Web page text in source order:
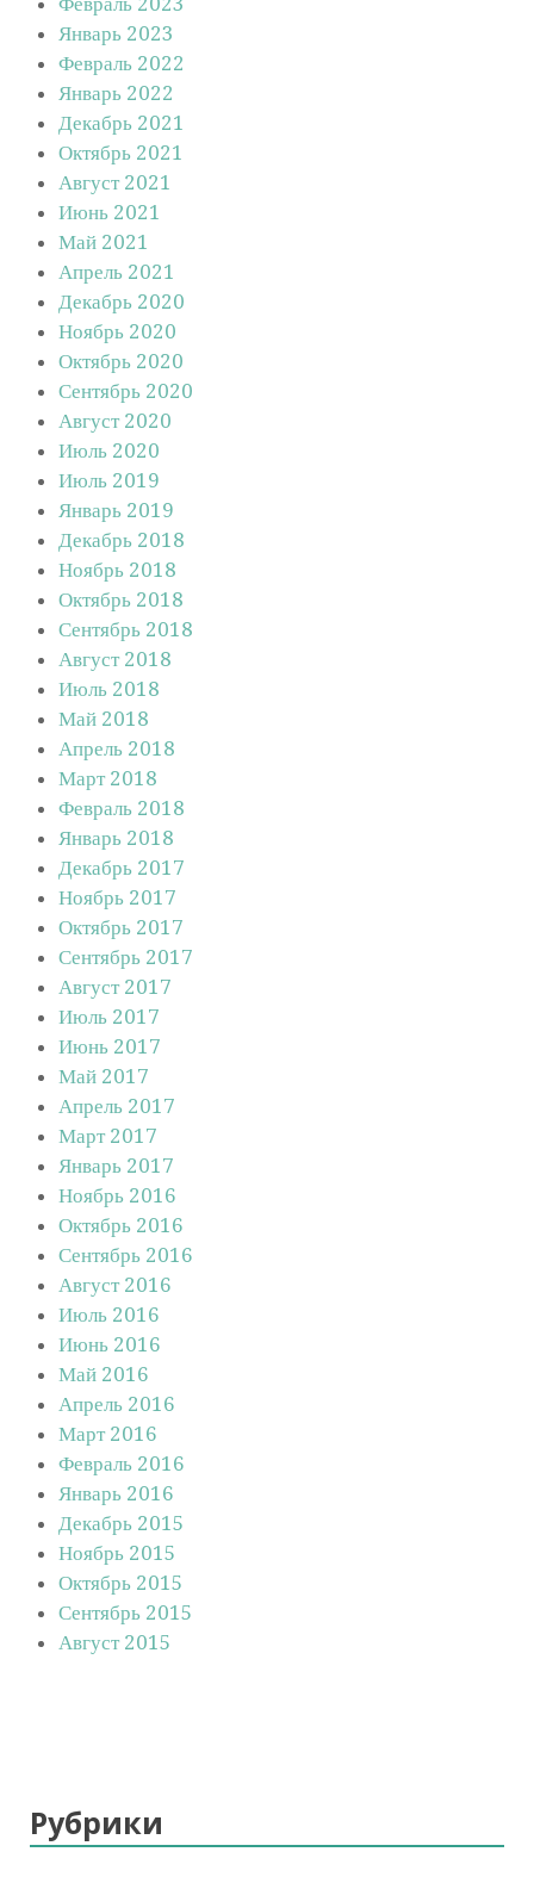
Январь 2023
Февраль 2022
Январь 2022
Декабрь 2021
Октябрь 2021
Август 2021
Июнь 2021
Май 2021
Апрель 2021
Декабрь 2020
Ноябрь 2020
Октябрь 2020
Сентябрь 2020
Август 2020
Июль 2020
Июль 2019
Январь 2019
Декабрь 2018
Ноябрь 2018
Октябрь 2018
Сентябрь 2018
Август 2018
Июль 2018
Май 2018
Апрель 2018
Март 2018
Февраль 2018
Январь 2018
Декабрь 2017
Ноябрь 2017
Октябрь 2017
Сентябрь 2017
Август 2017
Июль 2017
Июнь 2017
Май 2017
Апрель 2017
Март 2017
Январь 2017
Ноябрь 2016
Октябрь 2016
Сентябрь 2016
Август 2016
Июль 2016
Июнь 2016
Май 2016
Апрель 2016
Март 2016
Февраль 2016
Январь 2016
Декабрь 2015
Ноябрь 2015
Октябрь 2015
Сентябрь 2015
Август 2015
Рубрики